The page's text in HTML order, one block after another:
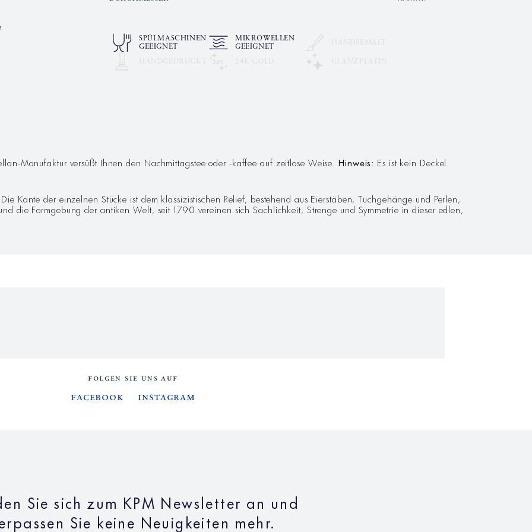
SPÜLMASCHINEN
GEEIGNET
MIKROWELLEN
GEEIGNET
Manufaktur versüßt Ihnen den Nachmittagstee oder -kaffee auf zeitlose Weise.Hinweis: Es ist kein Deckel
Kante der einzelnen Stücke ist dem klassizistischen Relief, bestehend aus Eierstäben, Tuchgehänge und Perlen,
die Formgebung der antiken Welt, seit 1790 vereinen sich Sachlichkeit, Strenge und Symmetrie in dieser edlen,
FOLGEN SIE UNS AUF
Facebook Instagram
Sie sich zum KPM Newsletter an und
Sie keine Neuigkeiten mehr.